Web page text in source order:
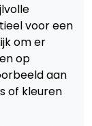
voor een
om er
op
aan
of kleuren